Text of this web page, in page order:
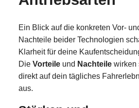
Ein Blick auf die konkreten Vor-
Nachteile beider Technologien
Klarheit für deine
Die Vorteile und Nachteile wirken
direkt auf dein tägliches
aus.